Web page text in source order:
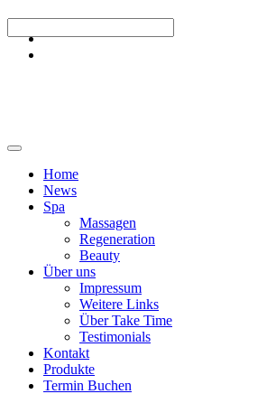
Home
News
Spa
Massagen
Regeneration
Beauty
Über uns
Impressum
Weitere Links
Über Take Time
Testimonials
Kontakt
Produkte
Termin Buchen